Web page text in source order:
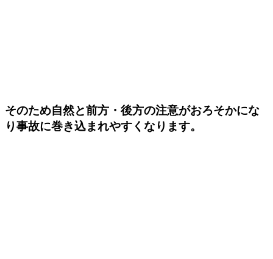
そのため自然と前方・後方の注意がおろそかにな
り事故に巻き込まれやすくなります。